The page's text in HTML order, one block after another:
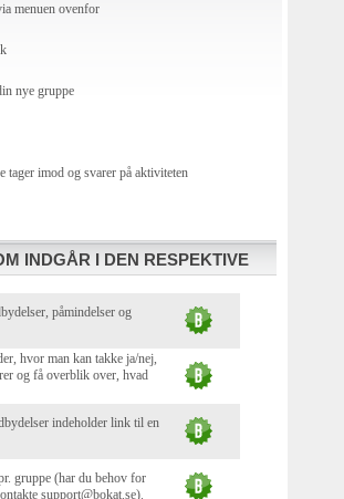
menuen ovenfor
nye gruppe
tager imod og svarer på aktiviteten
INDGÅR I DEN RESPEKTIVE
påmindelser og
hvor man kan takke ja/nej,
og få overblik over, hvad
indeholder link til en
gruppe (har du behov for
support@bokat.se).